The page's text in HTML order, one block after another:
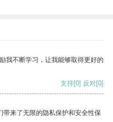
我不断学习，让我能够取得更好的
支持[0] 反对[0]
来了无限的隐私保护和安全性保